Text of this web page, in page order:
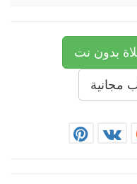
بدون نت
مجانية